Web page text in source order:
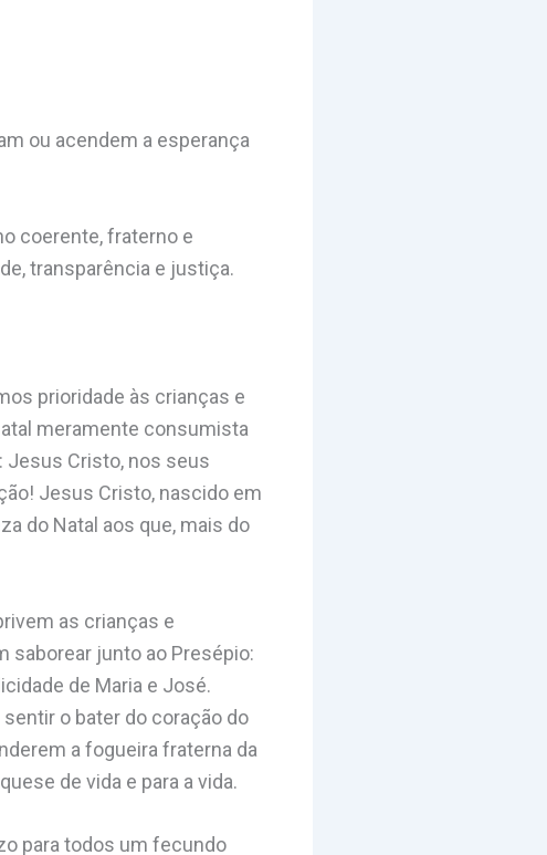
ou acendem a esperança
coerente, fraterno e
transparência e justiça.
prioridade às crianças e
meramente consumista
Jesus Cristo, nos seus
Jesus Cristo, nascido em
do Natal aos que, mais do
as crianças e
saborear junto ao Presépio:
de Maria e José.
o bater do coração do
a fogueira fraterna da
de vida e para a vida.
para todos um fecundo